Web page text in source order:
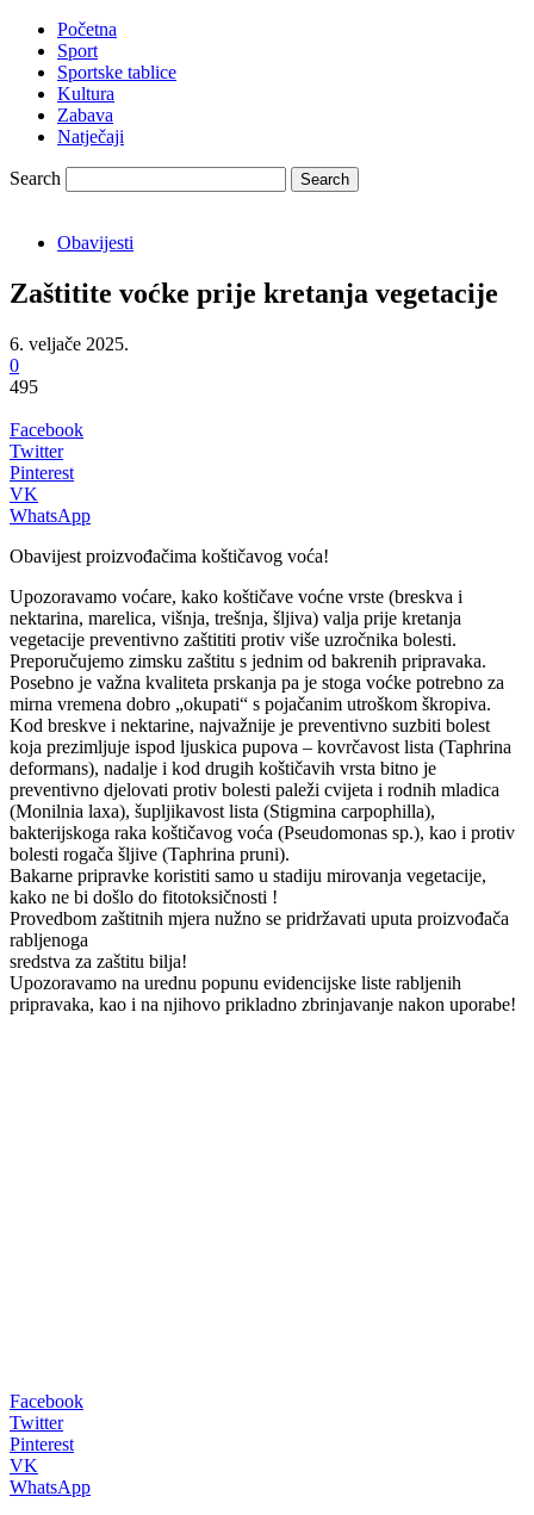
Početna
Sport
Sportske tablice
Kultura
Zabava
Natječaji
Search
Obavijesti
Zaštitite voćke prije kretanja vegetacije
6. veljače 2025.
0
495
Facebook
Twitter
Pinterest
VK
WhatsApp
Obavijest proizvođačima koštičavog voća!
Upozoravamo voćare, kako koštičave voćne vrste (breskva i
nektarina, marelica, višnja, trešnja, šljiva) valja prije kretanja
vegetacije preventivno zaštititi protiv više uzročnika bolesti.
Preporučujemo zimsku zaštitu s jednim od bakrenih pripravaka.
Posebno je važna kvaliteta prskanja pa je stoga voćke potrebno za
mirna vremena dobro „okupati“ s pojačanim utroškom škropiva.
Kod breskve i nektarine, najvažnije je preventivno suzbiti bolest
koja prezimljuje ispod ljuskica pupova – kovrčavost lista (Taphrina
deformans), nadalje i kod drugih koštičavih vrsta bitno je
preventivno djelovati protiv bolesti paleži cvijeta i rodnih mladica
(Monilnia laxa), šupljikavost lista (Stigmina carpophilla),
bakterijskoga raka koštičavog voća (Pseudomonas sp.), kao i protiv
bolesti rogača šljive (Taphrina pruni).
Bakarne pripravke koristiti samo u stadiju mirovanja vegetacije,
kako ne bi došlo do fitotoksičnosti !
Provedbom zaštitnih mjera nužno se pridržavati uputa proizvođača
rabljenoga
sredstva za zaštitu bilja!
Upozoravamo na urednu popunu evidencijske liste rabljenih
pripravaka, kao i na njihovo prikladno zbrinjavanje nakon uporabe!
Facebook
Twitter
Pinterest
VK
WhatsApp